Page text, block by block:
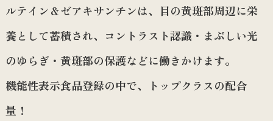
ルテイン＆ゼアキサンチンは、目の黄斑部周辺に栄
養として蓄積され、コントラスト認識・まぶしい光
のゆらぎ・黄斑部の保護などに働きかけます。
機能性表示食品登録の中で、トップクラスの配合
量！